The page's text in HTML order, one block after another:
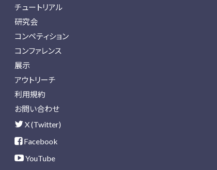
チュートリアル
研究会
コンペティション
コンファレンス
展示
アウトリーチ
利用規約
お問い合わせ
X (Twitter)
Facebook
YouTube